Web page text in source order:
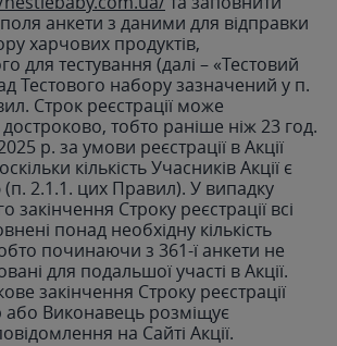
поля анкети з даними для відправки
харчових продуктів,
для тестування (далі – «Тестовий
Тестового набору зазначений у п.
Строк реєстрації може
достроково, тобто раніше ніж 23 год.
р. за умови реєстрації в Акції
кількість Учасників Акції є
2.1.1. цих Правил). У випадку
закінчення Строку реєстрації всі
понад необхідну кількість
починаючи з 361-ї анкети не
для подальшої участі в Акції.
закінчення Строку реєстрації
або Виконавець розміщує
на Сайті Акції.